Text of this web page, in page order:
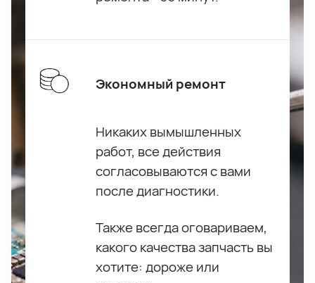
Экономный ремонт
Никаких вымышленных
работ, все действия
согласовываются с вами
после диагностики.
Также всегда оговариваем,
какого качества запчасть вы
хотите: дороже или